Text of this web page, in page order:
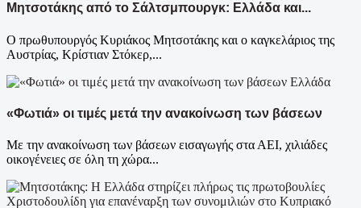
Μητσοτάκης από το Σάλτσμπουργκ: Ελλάδα και...
Ο πρωθυπουργός Κυριάκος Μητσοτάκης και ο καγκελάριος της
Αυστρίας, Κρίστιαν Στόκερ,...
Ελλάδα
«Φωτιά» οι τιμές μετά την ανακοίνωση των βάσεων
Με την ανακοίνωση των βάσεων εισαγωγής στα ΑΕΙ, χιλιάδες
οικογένειες σε όλη τη χώρα...